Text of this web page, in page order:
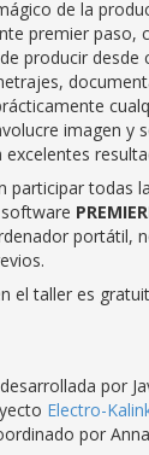
de la
premier paso,
producir desde
imagen y
participar todas
portátil,
el taller es
por
Electro-
por